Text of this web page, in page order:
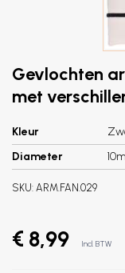
Gevlochten
met
Kleur
Diameter
SKU: ARM.FAN.029
€ 8,99 Incl. BTW